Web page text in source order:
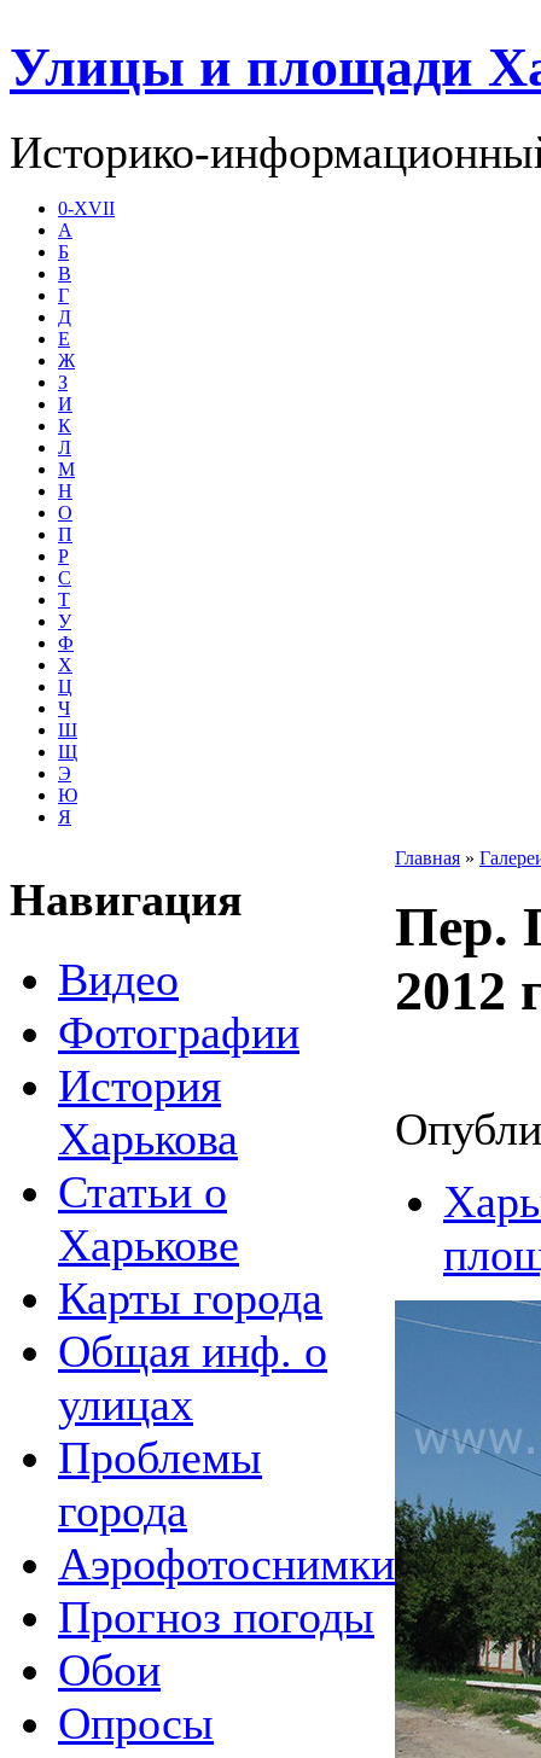
Улицы и площади
Историко-
0-XVII
А
Б
В
Г
Д
Е
Ж
З
И
К
Л
М
Н
О
П
Р
С
Т
У
Ф
Х
Ц
Ч
Ш
Щ
Э
Ю
Я
Навигация
Видео
Фотографии
История
Харькова
Статьи о
Харькове
Карты города
Общая инф. о
улицах
Проблемы
города
Аэрофотоснимки
Прогноз погоды
Обои
Опросы
Главная »
Пер.
2012